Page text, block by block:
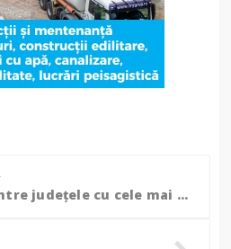
Botoșani, printre județele cu cele mai mici salarii. Unde se câștigă cel mai bine în România!